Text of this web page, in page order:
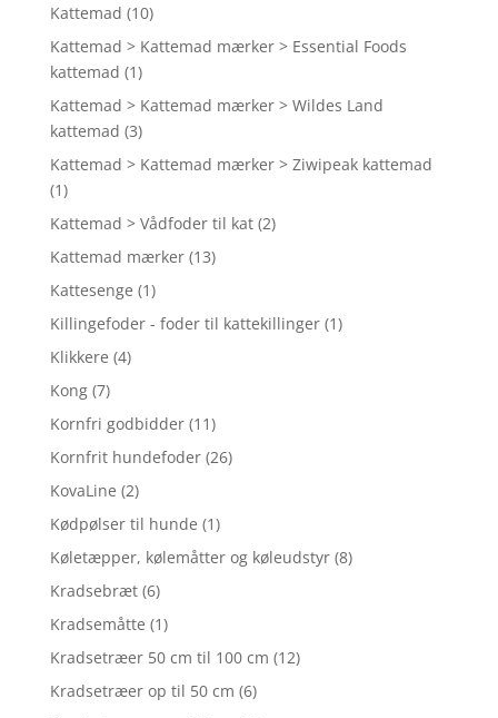
Kattemad (10)
Kattemad > Kattemad mærker > Essential Foods
kattemad (1)
Kattemad > Kattemad mærker > Wildes Land
kattemad (3)
Kattemad > Kattemad mærker > Ziwipeak kattemad
(1)
Kattemad > Vådfoder til kat (2)
Kattemad mærker (13)
Kattesenge (1)
Killingefoder - foder til kattekillinger (1)
Klikkere (4)
Kong (7)
Kornfri godbidder (11)
Kornfrit hundefoder (26)
KovaLine (2)
Kødpølser til hunde (1)
Køletæpper, kølemåtter og køleudstyr (8)
Kradsebræt (6)
Kradsemåtte (1)
Kradsetræer 50 cm til 100 cm (12)
Kradsetræer op til 50 cm (6)